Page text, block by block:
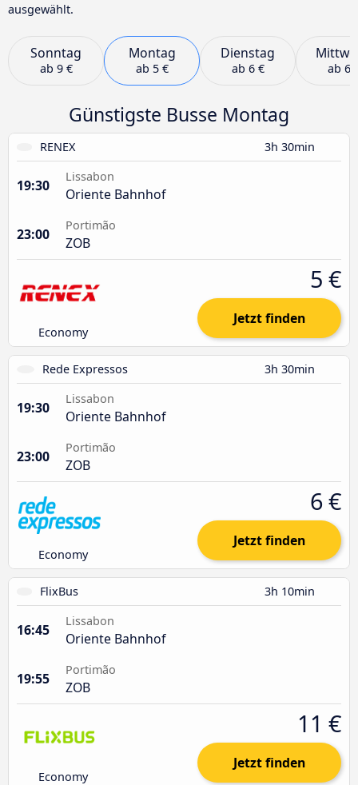
ausgewählt.
Sonntag
ab 9 €
Montag
ab 5 €
Dienstag
ab 6 € ab 6
Günstigste Busse Montag
RENEX 3h 30min
19:30
Lissabon
Oriente Bahnhof
23:00
Portimão
ZOB
Economy
5 €
Jetzt finden
Rede Expressos 3h 30min
19:30
Lissabon
Oriente Bahnhof
23:00
Portimão
ZOB
Economy
6 €
Jetzt finden
FlixBus 3h 10min
16:45
Lissabon
Oriente Bahnhof
19:55
Portimão
ZOB
Economy
11 €
Jetzt finden